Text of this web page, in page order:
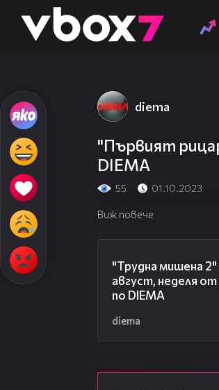
👾
diema
"Първият
DIEMA
55 01.10.2023
Виж повече
"Трудна мишена 2"
август, неделя
по DIEMA
diema